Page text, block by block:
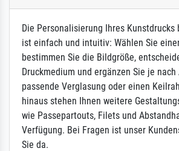
Die Personalisierung Ihres Kunstdrucks
ist einfach und intuitiv: Wählen Sie
bestimmen Sie die Bildgröße,
Druckmedium und ergänzen Sie je
passende Verglasung oder einen
hinaus stehen Ihnen weitere
wie Passepartouts, Filets und
Verfügung. Bei Fragen ist unser
Sie da.